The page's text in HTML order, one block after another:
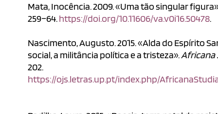
Mata, Inocência. 2009. «Uma tão singular
259–64.https://doi.org/10.11606/va.v0i16.50478.
Nascimento, Augusto. 2015. «Alda do Espírito
social, a militância política e a tristeza».Africana
202.
https://ojs.letras.up.pt/index.php/